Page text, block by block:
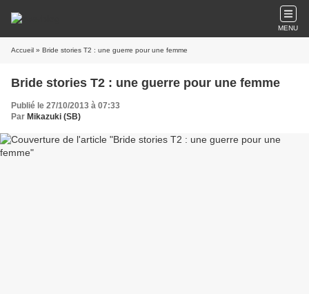
MENU
Accueil » Bride stories T2 : une guerre pour une femme
Bride stories T2 : une guerre pour une femme
Publié le 27/10/2013 à 07:33
Par Mikazuki (SB)